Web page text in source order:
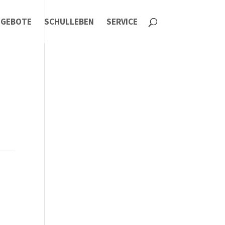
SCHULLEBEN SERVICE